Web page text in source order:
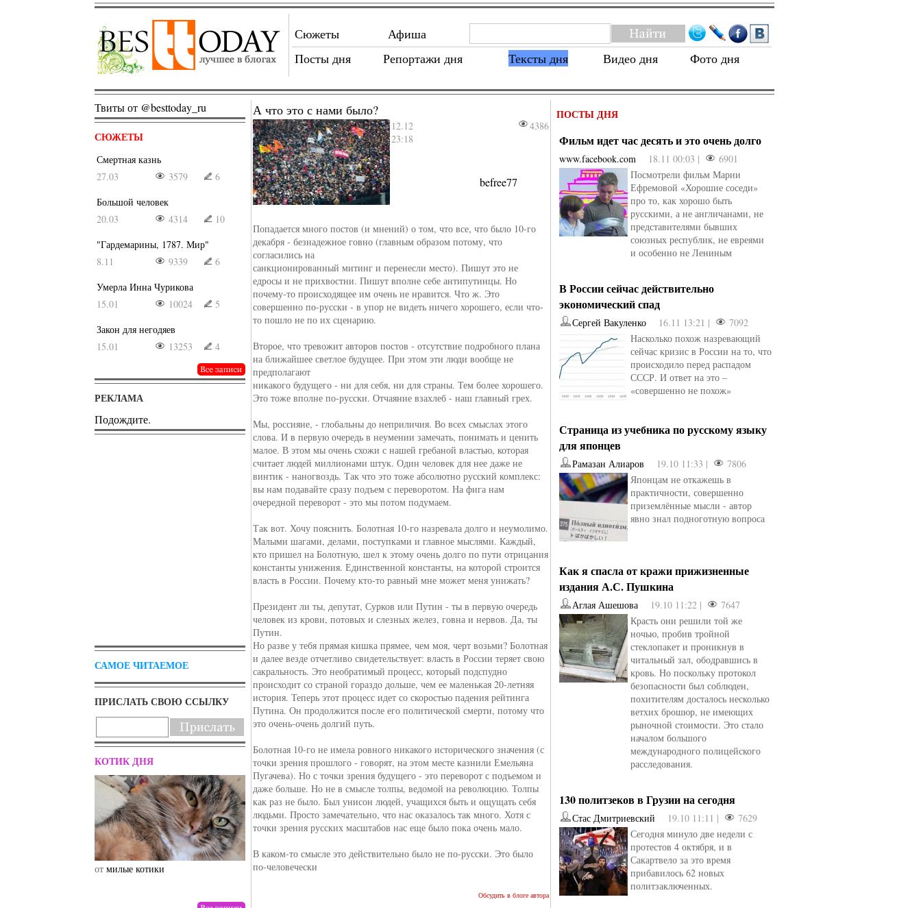
Сюжеты
Афиша
Посты дня
Репортажи дня Тексты дня Видео дня Фото дня
Твиты от @besttoday_ru
СЮЖЕТЫ
Смертная казнь
27.03
3579
6
Большой человек
20.03
4314
10
"Гардемарины, 1787. Мир"
8.11
9339
6
Умерла Инна Чурикова
15.01
10024
5
Закон для негодяев
15.01
13253 4
РЕКЛАМА
Подождите.
САМОЕ ЧИТАЕМОЕ
ПРИСЛАТЬ СВОЮ ССЫЛКУ
КОТИК ДНЯ
отмилые котики от drunktwi Ирина Иновели от kotyaravesel
А что это с нами было?
12.12
23:18
4386
befree77
Попадается много постов (и мнений) о том, что все, что было 10-го
декабря - безнадежное говно (главным образом потому, что
согласились на
санкционированный митинг и перенесли место). Пишут это не
едросы и не прихвостни. Пишут вполне себе антипутинцы. Но
почему-то происходящее им очень не нравится. Что ж. Это
совершенно по-русски - в упор не видеть ничего хорошего, если что-
то пошло не по их сценарию.
Второе, что тревожит авторов постов - отсутствие подробного плана
на ближайшее светлое будущее. При этом эти люди вообще не
предполагают
никакого будущего - ни для себя, ни для страны. Тем более хорошего.
Это тоже вполне по-русски. Отчаяние взахлеб - наш главный грех.
Мы, россияне, - глобальны до неприличия. Во всех смыслах этого
слова. И в первую очередь в неумении замечать, понимать и ценить
малое. В этом мы очень схожи с нашей гребаной властью, которая
считает людей миллионами штук. Один человек для нее даже не
винтик - наногвоздь. Так что это тоже абсолютно русский комплекс:
вы нам подавайте сразу подъем с переворотом. На фига нам
очередной переворот - это мы потом подумаем.
Так вот. Хочу пояснить. Болотная 10-го назревала долго и неумолимо.
Малыми шагами, делами, поступками и главное мыслями. Каждый,
кто пришел на Болотную, шел к этому очень долго по пути отрицания
константы унижения. Единственной константы, на которой строится
власть в России. Почему кто-то равный мне может меня унижать?
Президент ли ты, депутат, Сурков или Путин - ты в первую очередь
человек из крови, потовых и слезных желез, говна и нервов. Да, ты
Путин.
Но разве у тебя прямая кишка прямее, чем моя, черт возьми? Болотная
и далее везде отчетливо свидетельствует: власть в России теряет свою
сакральность. Это необратимый процесс, который подспудно
происходит со страной гораздо дольше, чем ее маленькая 20-летняя
история. Теперь этот процесс идет со скоростью падения рейтинга
Путина. Он продолжится после его политической смерти, потому что
это очень-очень долгий путь.
Болотная 10-го не имела ровного никакого исторического значения (с
точки зрения прошлого - говорят, на этом месте казнили Емельяна
Пугачева). Но с точки зрения будущего - это переворот с подъемом и
даже больше. Но не в смысле толпы, ведомой на революцию. Толпы
как раз не было. Был унисон людей, учащихся быть и ощущать себя
людьми. Просто замечательно, что нас оказалось так много. Хотя с
точки зрения русских масштабов нас еще было пока очень мало.
В каком-то смысле это действительно было не по-русски. Это было
по-человечески
Обсудить в блоге автора
ПОСТЫ ДНЯ
Фильм идет час десять и это очень долго
www.facebook.com 18.11 00:03 |
6901
Посмотрели фильм Марии
Ефремовой «Хорошие соседи»
про то, как хорошо быть
русскими, а не англичанами, не
представителями бывших
союзных республик, не евреями
и особенно не Лениным
В России сейчас действительно
экономический спад
Сергей Вакуленко 16.11 13:21 |
7092
Насколько похож назревающий
сейчас кризис в России на то, что
происходило перед распадом
СССР. И ответ на это –
«совершенно не похож»
Страница из учебника по русскому языку
для японцев
Рамазан Алиаров 19.10 11:33 |
7806
Японцам не откажешь в
практичности, совершенно
приземлённые мысли - автор
явно знал подноготную вопроса
Как я спасла от кражи прижизненные
издания А.С. Пушкина
Аглая Ашешова 19.10 11:22 |
7647
Красть они решили той же
ночью, пробив тройной
стеклопакет и проникнув в
читальный зал, ободравшись в
кровь. Но поскольку протокол
безопасности был соблюден,
похитителям досталось несколько
ветхих брошюр, не имеющих
рыночной стоимости. Это стало
началом большого
международного полицейского
расследования.
130 политзеков в Грузии на сегодня
Стас Дмитриевский 19.10 11:11 |
7629
Сегодня минуло две недели с
протестов 4 октября, и в
Сакартвело за это время
прибавилось 62 новых
политзаключенных.